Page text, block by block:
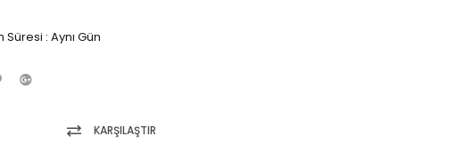
Süresi : Aynı Gün
KARŞILAŞTIR